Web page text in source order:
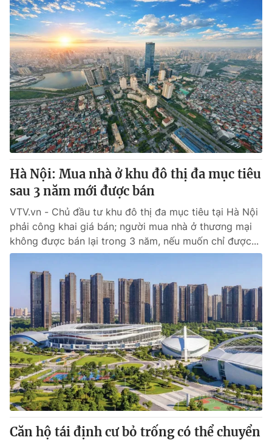
Hà Nội: Mua nhà ở khu đô thị đa mục tiêu
sau 3 năm mới được bán
VTV.vn - Chủ đầu tư khu đô thị đa mục tiêu tại Hà Nội
phải công khai giá bán; người mua nhà ở thương mại
không được bán lại trong 3 năm, nếu muốn chỉ được...
Căn hộ tái định cư bỏ trống có thể chuyển